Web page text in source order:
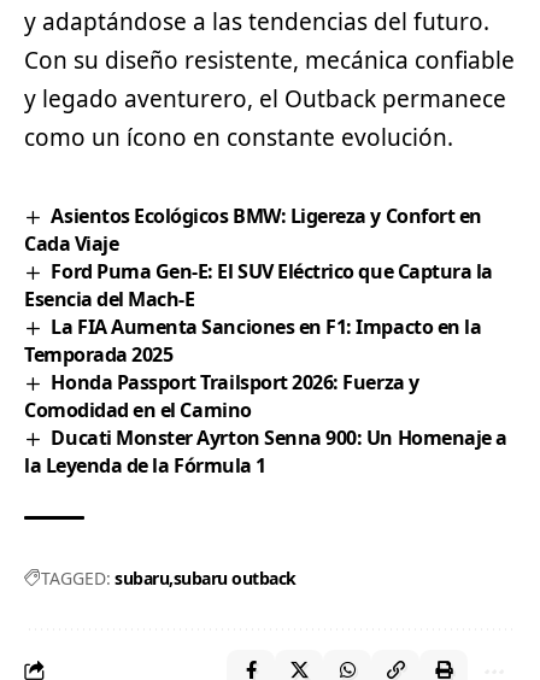
y adaptándose a las tendencias del futuro.
Con su diseño resistente, mecánica confiable
y legado aventurero, el Outback permanece
como un ícono en constante evolución.
Asientos Ecológicos BMW: Ligereza y Confort en
Cada Viaje
Ford Puma Gen-E: El SUV Eléctrico que Captura la
Esencia del Mach-E
La FIA Aumenta Sanciones en F1: Impacto en la
Temporada 2025
Honda Passport Trailsport 2026: Fuerza y
Comodidad en el Camino
Ducati Monster Ayrton Senna 900: Un Homenaje a
la Leyenda de la Fórmula 1
TAGGED: subaru subaru outback